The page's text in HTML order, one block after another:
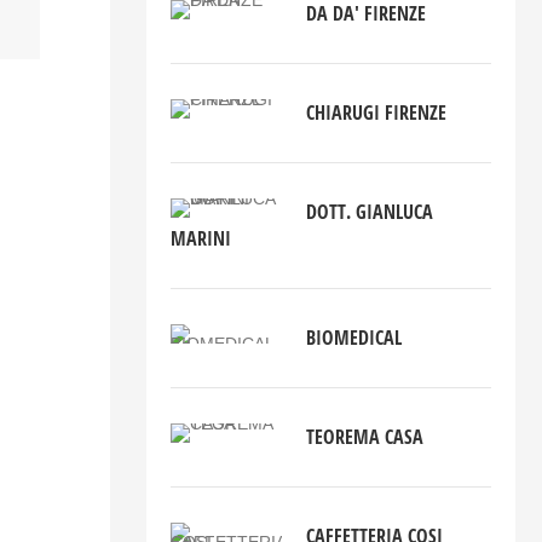
DA DA' FIRENZE
CHIARUGI FIRENZE
DOTT. GIANLUCA
MARINI
BIOMEDICAL
TEOREMA CASA
CAFFETTERIA COSI